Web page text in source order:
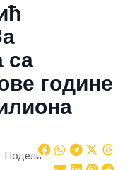
са
године
Подели: